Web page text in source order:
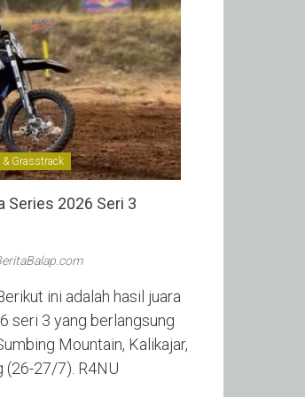
Grasstrack
Series 2026 Seri 3
ini adalah hasil juara
seri 3 yang berlangsung
Mountain, Kalikajar,
(26-27/7). R4NU